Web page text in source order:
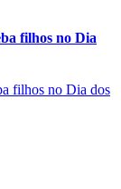
filhos no Dia